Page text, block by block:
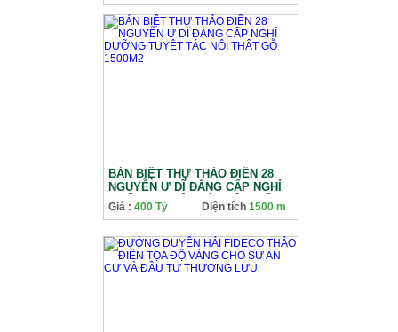
BÁN BIỆT THỰ THẢO ĐIỀN 28
NGUYỄN Ư DĨ ĐẲNG CẤP NGHỈ
DƯỠNG TUYỆT TÁC NỘI THẤT
GỖ 1500M2
Giá : 400 Tỷ Diện tích 1500 m